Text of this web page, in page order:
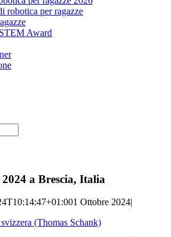
robotica per ragazze
Award
a Brescia, Italia
1 Ottobre 2024|